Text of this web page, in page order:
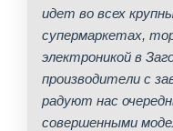
идет во всех
супермаркетах,
электроникой в
производители с
радуют нас
совершенными